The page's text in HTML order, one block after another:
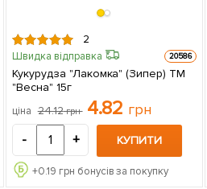
2
Швидка відправка 20586
Кукурудза "Лакомка" (Зипер) ТМ
"Весна" 15г
ціна 24.12грн 4.82 грн
- + КУПИТИ
+0.19 грн бонусів за покупку